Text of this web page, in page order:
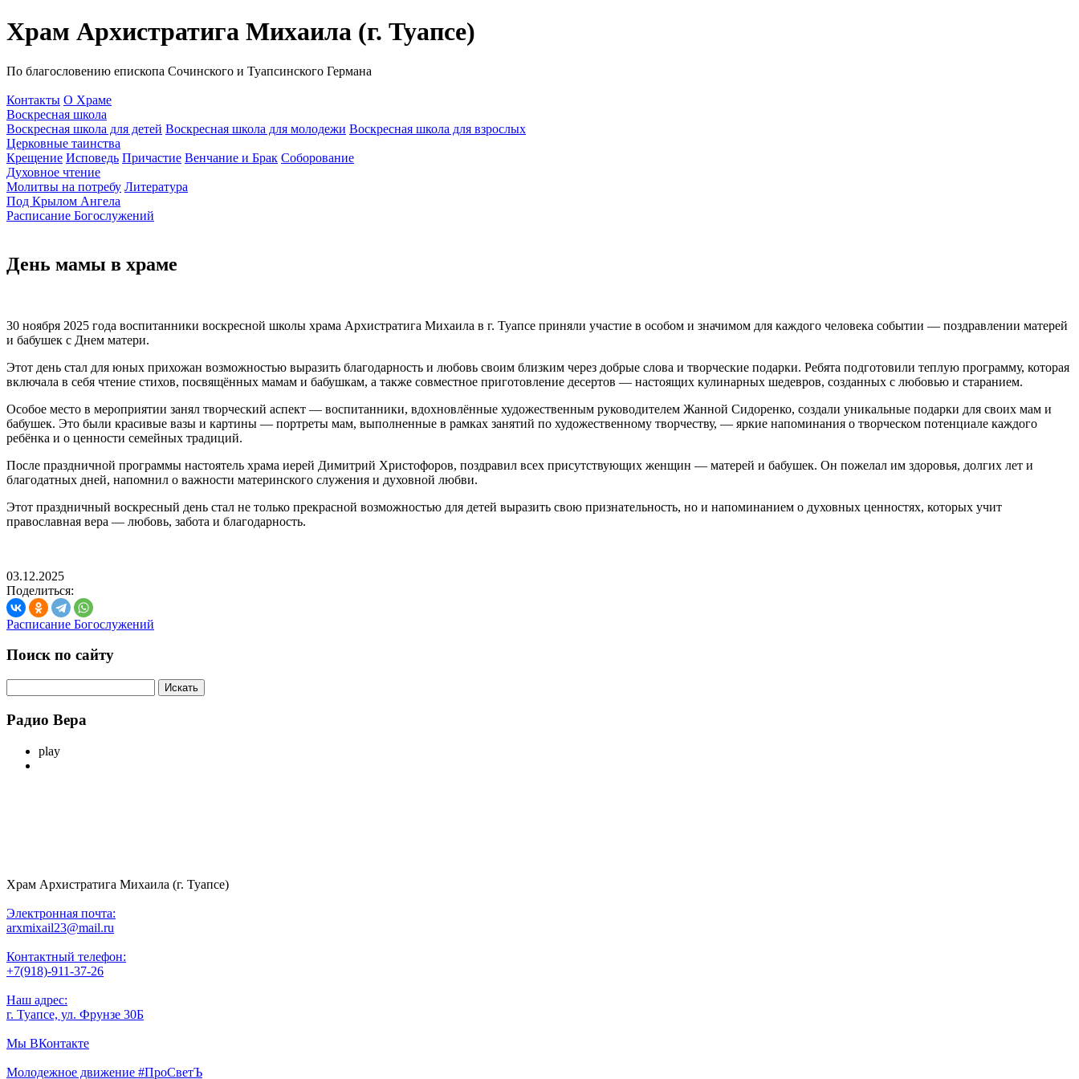
Храм Архистратига Михаила (г. Туапсе)
По благословению епископа Сочинского и Туапсинского Германа
Контакты О Храме
Воскресная школа
Воскресная школа для детей Воскресная школа для молодежи Воскресная школа для взрослых
Церковные таинства
Крещение Исповедь Причастие Венчание и Брак Соборование
Духовное чтение
Молитвы на потребу Литература
Под Крылом Ангела
Расписание Богослужений
День мамы в храме
30 ноября 2025 года воспитанники воскресной школы храма Архистратига Михаила в г. Туапсе приняли участие в особом и значимом для каждого человека событии — поздравлении матерей
и бабушек с Днем матери.
Этот день стал для юных прихожан возможностью выразить благодарность и любовь своим близким через добрые слова и творческие подарки. Ребята подготовили теплую программу, которая
включала в себя чтение стихов, посвящённых мамам и бабушкам, а также совместное приготовление десертов — настоящих кулинарных шедевров, созданных с любовью и старанием.
Особое место в мероприятии занял творческий аспект — воспитанники, вдохновлённые художественным руководителем Жанной Сидоренко, создали уникальные подарки для своих мам и
бабушек. Это были красивые вазы и картины — портреты мам, выполненные в рамках занятий по художественному творчеству, — яркие напоминания о творческом потенциале каждого
ребёнка и о ценности семейных традиций.
После праздничной программы настоятель храма иерей Димитрий Христофоров, поздравил всех присутствующих женщин — матерей и бабушек. Он пожелал им здоровья, долгих лет и
благодатных дней, напомнил о важности материнского служения и духовной любви.
Этот праздничный воскресный день стал не только прекрасной возможностью для детей выразить свою признательность, но и напоминанием о духовных ценностях, которых учит
православная вера — любовь, забота и благодарность.
03.12.2025
Поделиться:
Расписание Богослужений
Поиск по сайту
Радио Вера
play
Храм Архистратига Михаила (г. Туапсе)
Электронная почта:
arxmixail23@mail.ru
Контактный телефон:
+7(918)-911-37-26
Наш адрес:
г. Туапсе, ул. Фрунзе 30Б
Мы ВКонтакте
Молодежное движение #ПроСветЪ